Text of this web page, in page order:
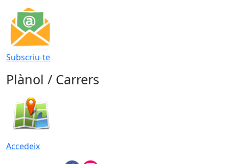
Subscriu-te
Plànol / Carrers
Accedeix